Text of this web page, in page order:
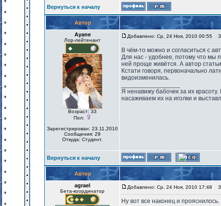
Вернуться к началу
Автор
Ayane
Лор-лейтенант
Возраст: 33
Пол:
Зарегистрирован: 23.11.2010
Сообщения: 29
Откуда: Студент.
Добавлено: Ср, 24 Ноя, 2010 00:55
В чём-то можно и согласиться с
Для нас - удобнее, потому что мы
ней проще живётся. А автор
Кстати говоря, первоначально
видоизменилась.
Я ненавижу бабочек за их
насаживаем их на иголки и
Вернуться к началу
Автор
agrael
Бета-координатор
Добавлено: Ср, 24 Ноя, 2010 17:48
Ну вот все наконец и